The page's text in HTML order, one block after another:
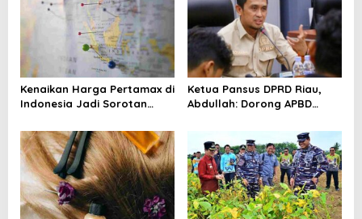
i
g
a
t
o
n
Kenaikan Harga Pertamax di
Indonesia Jadi Sorotan
dengan Negara ASEAN
Mencuat
Ketua Pansus DPRD Riau,
Abdullah: Dorong APBD